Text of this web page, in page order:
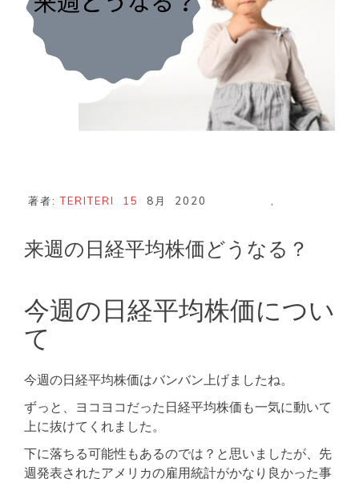
著者:TERITERI 15 8月 ,
2020
来週の日経平均株価どうなる？
今週の日経平均株価につい
て
今週の日経平均株価はバンバン上げましたね。
ずっと、ヨコヨコだった日経平均株価も一気に動いて
上に抜けてくれました。
下に落ちる可能性もあるのでは？と思いましたが、先
週発表されたアメリカの雇用統計がかなり良かった事